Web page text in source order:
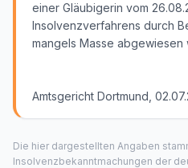
einer Gläubigerin vom
Insolvenzverfahrens durch
mangels Masse abgewiesen
Amtsgericht Dortmund,
Die hier dargestellten Angaben
Insolvenzbekanntmachungen der